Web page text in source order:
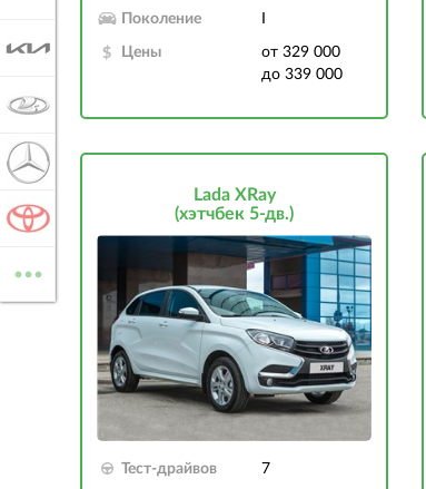
Поколение
Цены
от 329 000
до 339 000
Lada XRay
(хэтчбек 5-дв.)
Тест-драйвов 7
MERCEDES-BENZ
...